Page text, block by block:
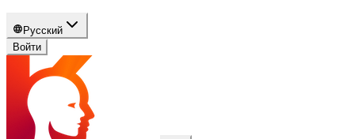
Русский
Войти